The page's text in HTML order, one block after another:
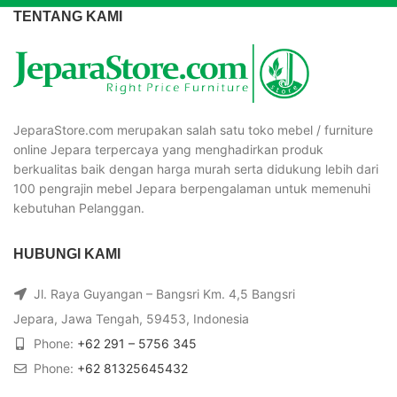
TENTANG KAMI
JeparaStore.com merupakan salah satu toko mebel / furniture
online Jepara terpercaya yang menghadirkan produk
berkualitas baik dengan harga murah serta didukung lebih dari
100 pengrajin mebel Jepara berpengalaman untuk memenuhi
kebutuhan Pelanggan.
HUBUNGI KAMI
Jl. Raya Guyangan – Bangsri Km. 4,5 Bangsri
Jepara, Jawa Tengah, 59453, Indonesia
Phone: +62 291 – 5756 345
Phone: +62 81325645432